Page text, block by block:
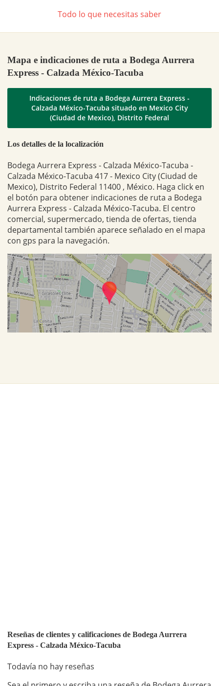
Todo lo que necesitas saber
Mapa e indicaciones de ruta a Bodega Aurrera
Express - Calzada México-Tacuba
Indicaciones de ruta a Bodega Aurrera Express -
Calzada México-Tacuba situado en Mexico City
(Ciudad de Mexico), Distrito Federal
Los detalles de la localización
Bodega Aurrera Express - Calzada México-Tacuba -
Calzada México-Tacuba 417 - Mexico City (Ciudad de
Mexico), Distrito Federal 11400 , México. Haga click en
el botón para obtener indicaciones de ruta a Bodega
Aurrera Express - Calzada México-Tacuba. El centro
comercial, supermercado, tienda de ofertas, tienda
departamental también aparece señalado en el mapa
con gps para la navegación.
Reseñas de clientes y calificaciones de Bodega Aurrera
Express - Calzada México-Tacuba
Todavía no hay reseñas